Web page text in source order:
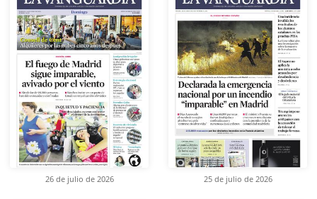
26 de julio de 2026 25 de julio de 2026